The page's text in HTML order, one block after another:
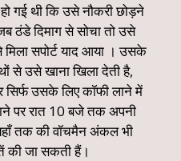
गई थी कि उसे नौकरी छोड़ने
ठंडे दिमाग से सोचा तो उसे
सपोर्ट याद आया । उसके
से उसे खाना खिला देती है,
उसके लिए कॉफी लाने में
पर रात 10 बजे तक अपनी
तक की वॉचमैन अंकल भी
की जा सकती हैं।